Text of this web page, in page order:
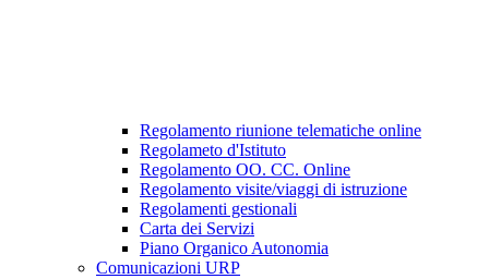
Regolamento riunione telematiche online
Regolameto d'Istituto
Regolamento OO. CC. Online
Regolamento visite/viaggi di istruzione
Regolamenti gestionali
Carta dei Servizi
Piano Organico Autonomia
Comunicazioni URP